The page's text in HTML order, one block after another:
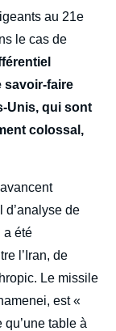
au 21e
le cas de
savoir-faire
Unis, qui sont
colossal,
d’analyse de
a été
l’Iran, de
Le missile
est «
table à